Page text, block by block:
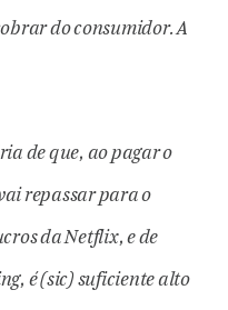
do consumidor. A
de que, ao pagar o
repassar para o
da Netflix, e de
é (sic) suficiente alto